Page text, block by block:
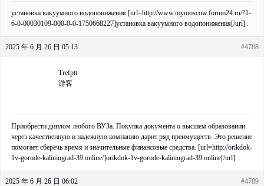
установка вакуумного водопонижения [url=http://www.mymoscow.forum24.ru/?1-
6-0-00030109-000-0-0-1750668227]установка вакуумного водопонижения[/url] .
2025 年 6 月 26 日 05:13 #4788
Trefptt
游客
Приобрести диплом любого ВУЗа. Покупка документа о высшем образовании
через качественную и надежную компанию дарит ряд преимуществ. Это решение
помогает сберечь время и значительные финансовые средства. [url=http://orikdok-
1v-gorode-kaliningrad-39.online/]orikdok-1v-gorode-kaliningrad-39.online[/url]
2025 年 6 月 26 日 06:02 #4789